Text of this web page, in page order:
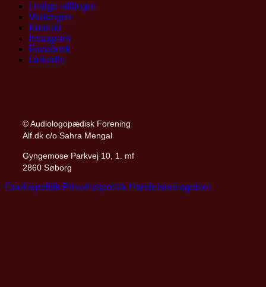
Ledige stillinger
Vedtægter
Kontakt
Instagram
Facebook
LinkedIn
© Audiologopædisk Forening
Alf.dk c/o Sahra Mengal
Gyngemose Parkvej 10, 1. mf
2860 Søborg
Cookiepolitik Privatlivspolitik Handelsbetingelser